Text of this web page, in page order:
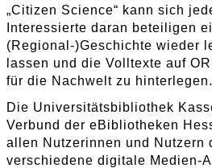
„Citizen Science“ kann sich
Interessierte daran beteiligen
(Regional-)Geschichte wieder
lassen und die Volltexte auf
für die Nachwelt zu hinterlegen.
Die Universitätsbibliothek
Verbund der eBibliotheken
allen Nutzerinnen und Nutzern
verschiedene digitale Medien-